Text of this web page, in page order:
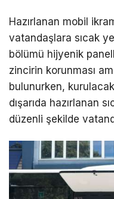
Hazırlanan mobil
vatandaşlara sıcak
bölümü hijyenik
zincirin korunması
bulunurken,
dışarıda hazırlanan
düzenli şekilde